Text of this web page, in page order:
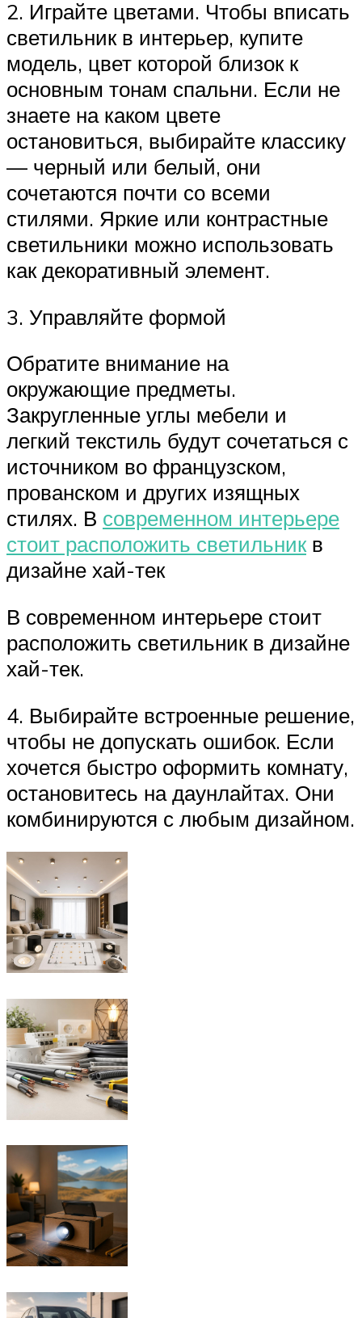
2. Играйте цветами. Чтобы вписать
светильник в интерьер, купите
модель, цвет которой близок к
основным тонам спальни. Если не
знаете на каком цвете
остановиться, выбирайте классику
— черный или белый, они
сочетаются почти со всеми
стилями. Яркие или контрастные
светильники можно использовать
как декоративный элемент.
3. Управляйте формой
Обратите внимание на
окружающие предметы.
Закругленные углы мебели и
легкий текстиль будут сочетаться с
источником во французском,
прованском и других изящных
стилях. В современном интерьере
стоит расположить светильник в
дизайне хай-тек
В современном интерьере стоит
расположить светильник в дизайне
хай-тек.
4. Выбирайте встроенные решение,
чтобы не допускать ошибок. Если
хочется быстро оформить комнату,
остановитесь на даунлайтах. Они
комбинируются с любым дизайном.